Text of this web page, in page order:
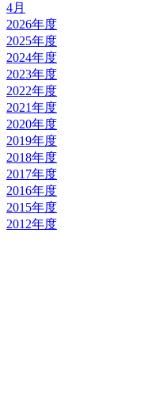
4月
2026年度
2025年度
2024年度
2023年度
2022年度
2021年度
2020年度
2019年度
2018年度
2017年度
2016年度
2015年度
2012年度